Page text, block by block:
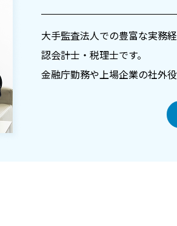
大手監査法人での豊富な実務
認会計士・税理士です。
金融庁勤務や上場企業の社外